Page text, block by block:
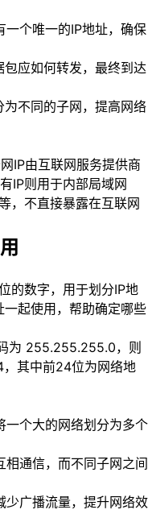
一个唯一的IP地址，确保
应如何转发，最终到达
不同的子网，提高网络
IP由互联网服务提供商
IP则用于内部局域网
，不直接暴露在互联网
的数字，用于划分IP地
起使用，帮助确定哪些
为 255.255.255.0，则
其中前24位为网络地
一个大的网络划分为多个
通信，而不同子网之间
少广播流量，提升网络效